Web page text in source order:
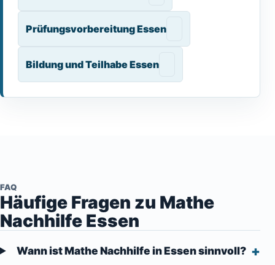
Prüfungsvorbereitung Essen
Bildung und Teilhabe Essen
FAQ
Häufige Fragen zu Mathe
Nachhilfe Essen
Wann ist Mathe Nachhilfe in Essen sinnvoll?